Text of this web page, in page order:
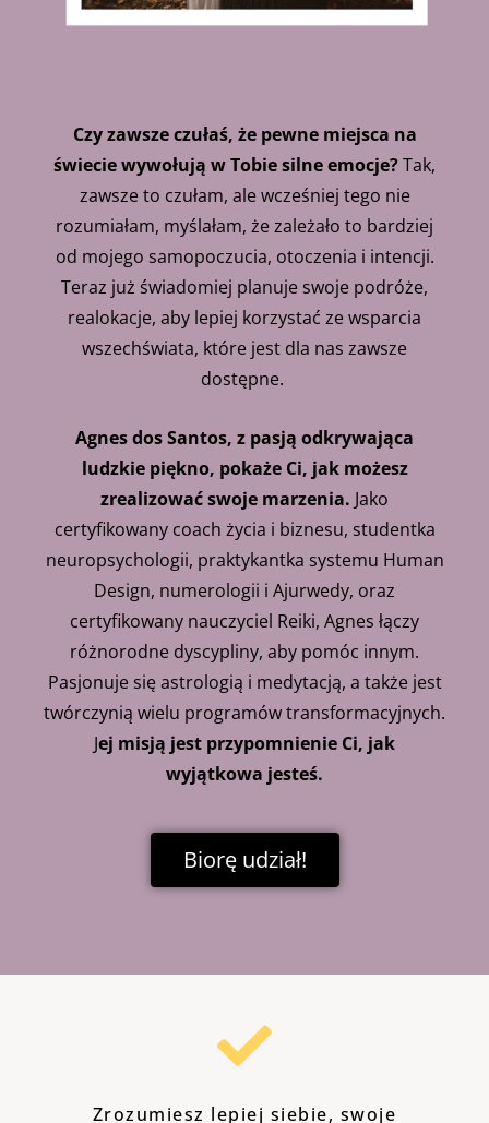
Czy zawsze czułaś, że pewne miejsca na
świecie wywołują w Tobie silne emocje?Tak,
zawsze to czułam, ale wcześniej tego nie
rozumiałam, myślałam, że zależało to bardziej
od mojego samopoczucia, otoczenia i intencji.
Teraz już świadomiej planuje swoje podróże,
realokacje, aby lepiej korzystać ze wsparcia
wszechświata, które jest dla nas zawsze
dostępne.
Agnes dos Santos, z pasją odkrywająca
ludzkie piękno, pokaże Ci, jak możesz
zrealizować swoje marzenia. Jako
certyfikowany coach życia i biznesu, studentka
neuropsychologii, praktykantka systemu Human
Design, numerologii i Ajurwedy, oraz
certyfikowany nauczyciel Reiki, Agnes łączy
różnorodne dyscypliny, aby pomóc innym.
Pasjonuje się astrologią i medytacją, a także jest
twórczynią wielu programów transformacyjnych.
Jej misją jest przypomnienie Ci, jak
wyjątkowa jesteś.
Biorę udział!
Zrozumiesz lepiej siebie, swoje